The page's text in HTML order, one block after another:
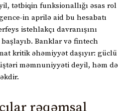
tətbiqin funksionallığı əsas rol
in aprilə aid bu hesabatı
istehlakçı davranışını
Banklar və fintech
kritik əhəmiyyət daşıyır: güclü
məmnuniyyəti deyil, həm də
rəqəmsal